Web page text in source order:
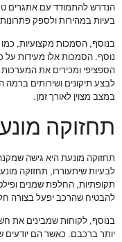
הנדרש להתמודד עם אתגרים
בעיות במהירות ולספק
בנוסף, הסמכות מקצועיות, כמו
נוסף. הסמכות אלו מעידות
הספציפי ומכירים את
לבצע תיקונים ושירותים ברמה
במצב מצוין לאורך זמן.
תחזוקה
תחזוקה מונעת היא גישה
לבעיות שיתעוררו, תחזוקה
תקופתיות, החלפת שמנים
להבטיח שהרכב יפעל בצורה
בנוסף, לקוחות שמבינים את
יותר ברכבם. כאשר הם